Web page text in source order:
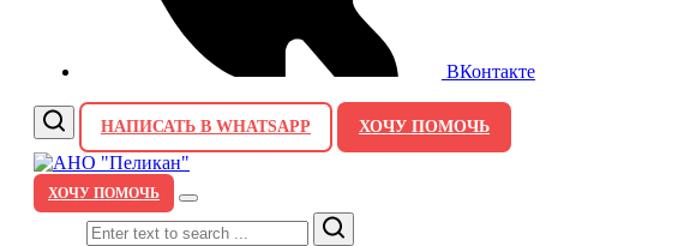
ВКонтакте
НАПИСАТЬ В WHATSAPP ХОЧУ ПОМОЧЬ
ХОЧУ ПОМОЧЬ
Search